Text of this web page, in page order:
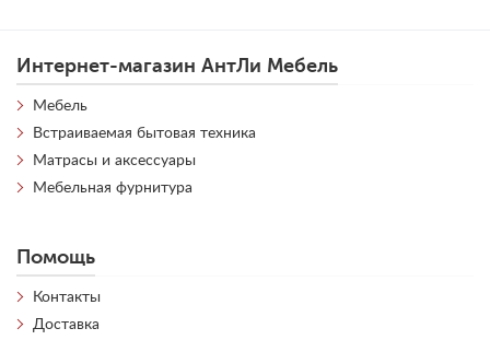
Интернет-магазин АнтЛи Мебель
Мебель
Встраиваемая бытовая техника
Матрасы и аксессуары
Мебельная фурнитура
Помощь
Контакты
Доставка